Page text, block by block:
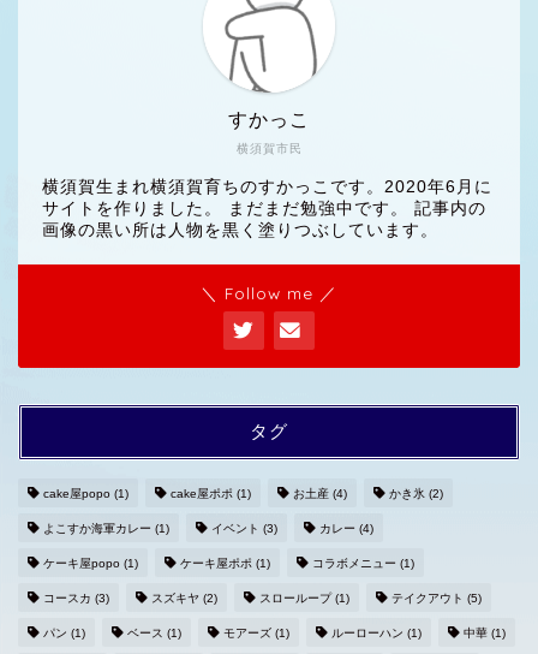
横須賀市民
すかっこ
横須賀生まれ横須賀育ちのすかっこです。2020年6月に
サイトを作りました。 まだまだ勉強中です。 記事内の
画像の黒い所は人物を黒く塗りつぶしています。
＼ Follow me ／
タグ
cake屋popo (1) cake屋ポポ (1) お土産 (4) かき氷 (2)
よこすか海軍カレー (1) イベント (3) カレー (4)
ケーキ屋popo (1) ケーキ屋ポポ (1) コラボメニュー (1)
コースカ (3) スズキヤ (2) スローループ(1) テイクアウト (5)
パン (1) ベース (1) モアーズ (1) ルーローハン (1) 中華 (1)
ホームへ
プライバシーポリシー